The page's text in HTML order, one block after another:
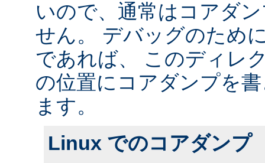
いので、通常はコアダ
せん。 デバッグのため
であれば、 このディレ
の位置にコアダンプを
ます。
Linux でのコアダンプ